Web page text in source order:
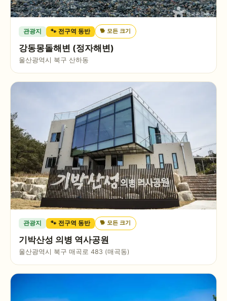
관광지 🐾 전구역 동반 🐕 모든 크기
강동몽돌해변 (정자해변)
울산광역시 북구 산하동
관광지 🐾 전구역 동반 🐕모든 크기
기박산성 의병 역사공원
울산광역시 북구 매곡로 483 (매곡동)